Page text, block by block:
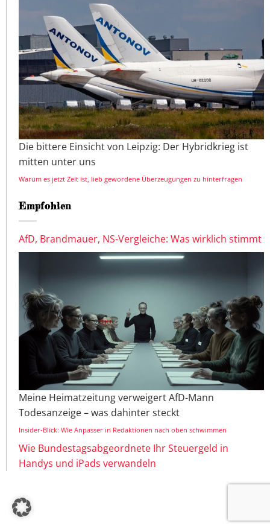
Die bittere Einsicht von Leipzig: Der Hybridkrieg ist
mitten unter uns
Warum es jetzt Zeit ist, lieb gewordene Überzeugungen zu hinterfragen
Empfohlen
AfD, Brandmauer, NS-Vergleiche: Was wirklich stimmt
Meine Heimatzeitung verweigert AfD-Mann
Todesanzeige – was dahinter steckt
Insider-Blick: Wie Anpasser in Redaktionen nach oben schwimmen
Wie Bundestagsabgeordnete Ihr Steuergeld in
Handys und iPads verwandeln